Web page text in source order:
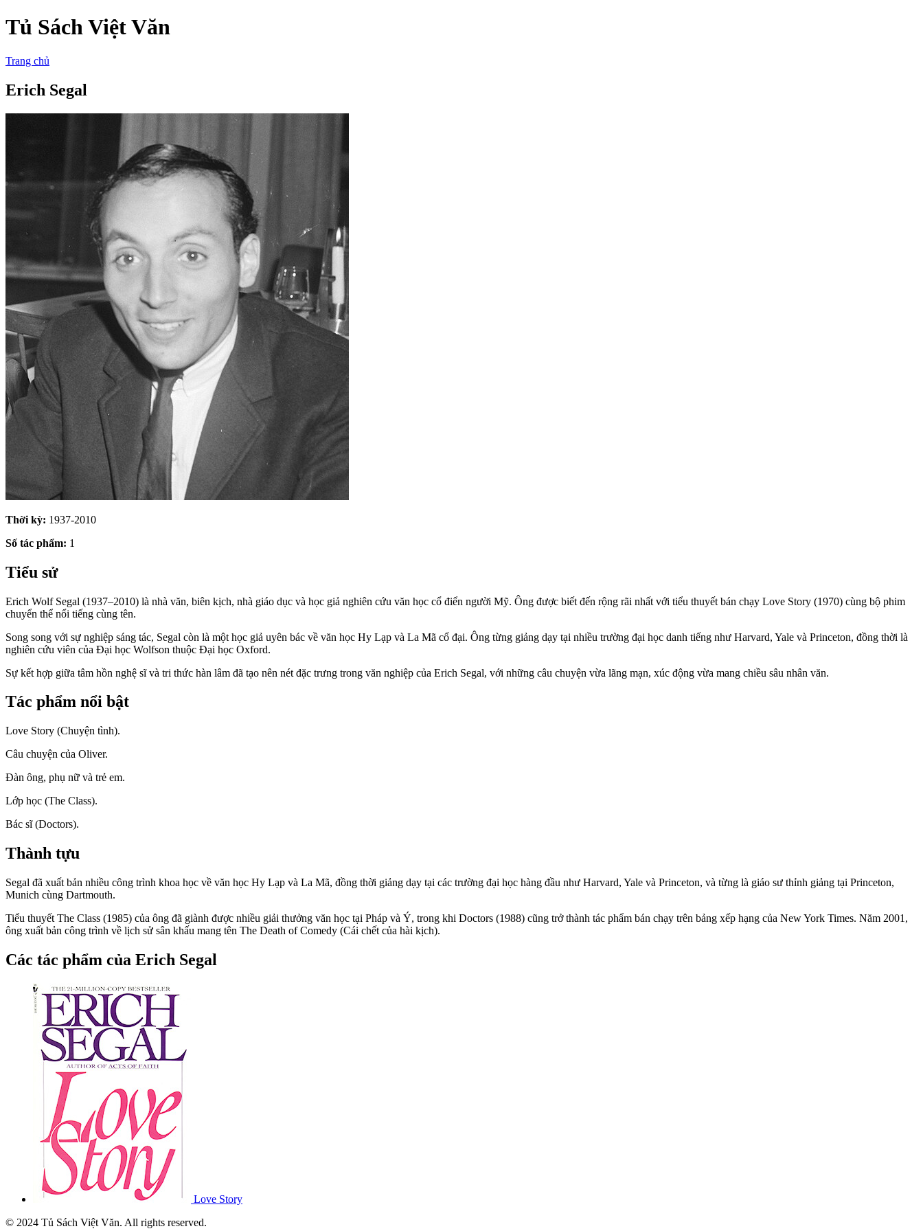
Tủ Sách Việt Văn
Trang chủ
Erich Segal
Thời kỳ: 1937-2010
Số tác phẩm: 1
Tiểu sử
Erich Wolf Segal (1937–2010) là nhà văn, biên kịch, nhà giáo dục và học giả nghiên cứu văn học cổ điển người Mỹ. Ông được biết đến rộng rãi nhất với tiểu thuyết bán chạy Love Story (1970) cùng bộ phim
chuyển thể nổi tiếng cùng tên.
Song song với sự nghiệp sáng tác, Segal còn là một học giả uyên bác về văn học Hy Lạp và La Mã cổ đại. Ông từng giảng dạy tại nhiều trường đại học danh tiếng như Harvard, Yale và Princeton, đồng thời là
nghiên cứu viên của Đại học Wolfson thuộc Đại học Oxford.
Sự kết hợp giữa tâm hồn nghệ sĩ và tri thức hàn lâm đã tạo nên nét đặc trưng trong văn nghiệp của Erich Segal, với những câu chuyện vừa lãng mạn, xúc động vừa mang chiều sâu nhân văn.
Tác phẩm nổi bật
Love Story (Chuyện tình).
Câu chuyện của Oliver.
Đàn ông, phụ nữ và trẻ em.
Lớp học (The Class).
Bác sĩ (Doctors).
Thành tựu
Segal đã xuất bản nhiều công trình khoa học về văn học Hy Lạp và La Mã, đồng thời giảng dạy tại các trường đại học hàng đầu như Harvard, Yale và Princeton, và từng là giáo sư thỉnh giảng tại Princeton,
Munich cùng Dartmouth.
Tiểu thuyết The Class (1985) của ông đã giành được nhiều giải thưởng văn học tại Pháp và Ý, trong khi Doctors (1988) cũng trở thành tác phẩm bán chạy trên bảng xếp hạng của New York Times. Năm 2001,
ông xuất bản công trình về lịch sử sân khấu mang tên The Death of Comedy (Cái chết của hài kịch).
Các tác phẩm của Erich Segal
Love Story
© 2024 Tủ Sách Việt Văn. All rights reserved.